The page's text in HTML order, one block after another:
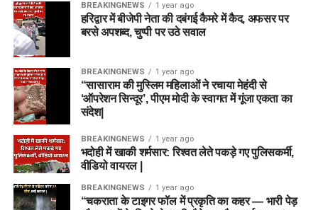
BREAKINGNEWS 1 year ago
हरिद्वार में बीजेपी नेता की दबंगई कैमरे में कैद, अफसर पर
बरसे अपशब्द, चुप्पी पर उठे सवाल
BREAKINGNEWS 1 year ago
“सासाराम की मुस्लिम महिलाओं ने रचाया मेहंदी से
‘ऑपरेशन सिन्दूर’, पीएम मोदी के स्वागत में गूंजा एकता का
संदेश|
BREAKINGNEWS 1 year ago
भदोही में खाकी शर्मसार: रिश्वत लेते पकड़े गए पुलिसकर्मी,
वीडियो वायरल |
BREAKINGNEWS 1 year ago
“चकराता के टाइगर फॉल में प्रकृति का कहर — भारी पेड़